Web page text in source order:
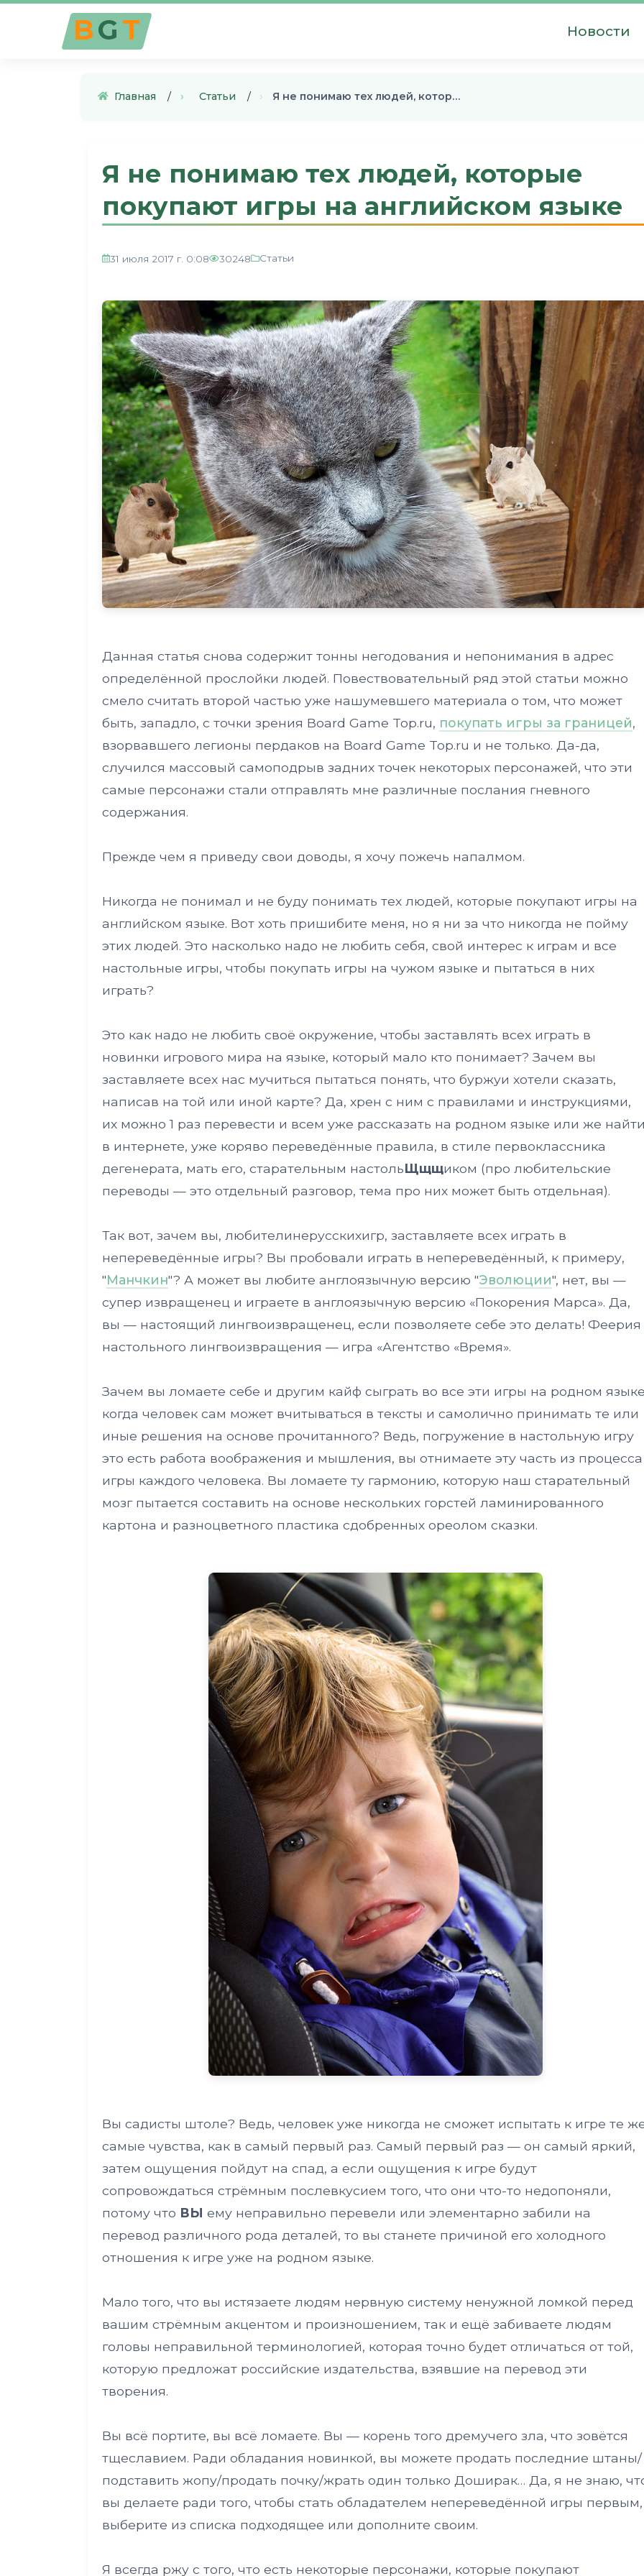
BGT Новости
Главная › Статьи › Я не понимаю тех людей, котор…
Я не понимаю тех людей, которые
покупают игры на английском языке
31 июля 2017 г. 0:08 30248 Статьи
Данная статья снова содержит тонны негодования и непонимания в адрес
определённой прослойки людей. Повествовательный ряд этой статьи можно
смело считать второй частью уже нашумевшего материала о том, что может
быть, западло, с точки зрения Board Game Top.ru, покупать игры за границей,
взорвавшего легионы пердаков на Board Game Top.ru и не только. Да-да,
случился массовый самоподрыв задних точек некоторых персонажей, что эти
самые персонажи стали отправлять мне различные послания гневного
содержания.
Прежде чем я приведу свои доводы, я хочу пожечь напалмом.
Никогда не понимал и не буду понимать тех людей, которые покупают игры на
английском языке. Вот хоть пришибите меня, но я ни за что никогда не пойму
этих людей. Это насколько надо не любить себя, свой интерес к играм и все
настольные игры, чтобы покупать игры на чужом языке и пытаться в них
играть?
Это как надо не любить своё окружение, чтобы заставлять всех играть в
новинки игрового мира на языке, который мало кто понимает? Зачем вы
заставляете всех нас мучиться пытаться понять, что буржуи хотели сказать,
написав на той или иной карте? Да, хрен с ним с правилами и инструкциями,
их можно 1 раз перевести и всем уже рассказать на родном языке или же
в интернете, уже коряво переведённые правила, в стиле первоклассника
дегенерата, мать его, старательным настольЩщщиком (про любительские
переводы — это отдельный разговор, тема про них может быть отдельная).
Так вот, зачем вы, любителинерусскихигр, заставляете всех играть в
непереведённые игры? Вы пробовали играть в непереведённый, к примеру,
"Манчкин"? А может вы любите англоязычную версию "Эволюции", нет, вы —
супер извращенец и играете в англоязычную версию «Покорения Марса». Да,
вы — настоящий лингвоизвращенец, если позволяете себе это делать! Феерия
настольного лингвоизвращения — игра «Агентство «Время».
Зачем вы ломаете себе и другим кайф сыграть во все эти игры на родном
когда человек сам может вчитываться в тексты и самолично принимать те или
иные решения на основе прочитанного? Ведь, погружение в настольную игру
это есть работа воображения и мышления, вы отнимаете эту часть из процесса
игры каждого человека. Вы ломаете ту гармонию, которую наш старательный
мозг пытается составить на основе нескольких горстей ламинированного
картона и разноцветного пластика сдобренных ореолом сказки.
Вы садисты штоле? Ведь, человек уже никогда не сможет испытать к игре те
самые чувства, как в самый первый раз. Самый первый раз — он самый яркий,
затем ощущения пойдут на спад, а если ощущения к игре будут
сопровождаться стрёмным послевкусием того, что они что-то недопоняли,
потому что ВЫ ему неправильно перевели или элементарно забили на
перевод различного рода деталей, то вы станете причиной его холодного
отношения к игре уже на родном языке.
Мало того, что вы истязаете людям нервную систему ненужной ломкой перед
вашим стрёмным акцентом и произношением, так и ещё забиваете людям
головы неправильной терминологией, которая точно будет отличаться от той,
которую предложат российские издательства, взявшие на перевод эти
творения.
Вы всё портите, вы всё ломаете. Вы — корень того дремучего зла, что зовётся
тщеславием. Ради обладания новинкой, вы можете продать последние штаны/
подставить жопу/продать почку/жрать один только Доширак… Да, я не знаю,
вы делаете ради того, чтобы стать обладателем непереведённой игры первым,
выберите из списка подходящее или дополните своим.
Я всегда ржу с того, что есть некоторые персонажи, которые покупают